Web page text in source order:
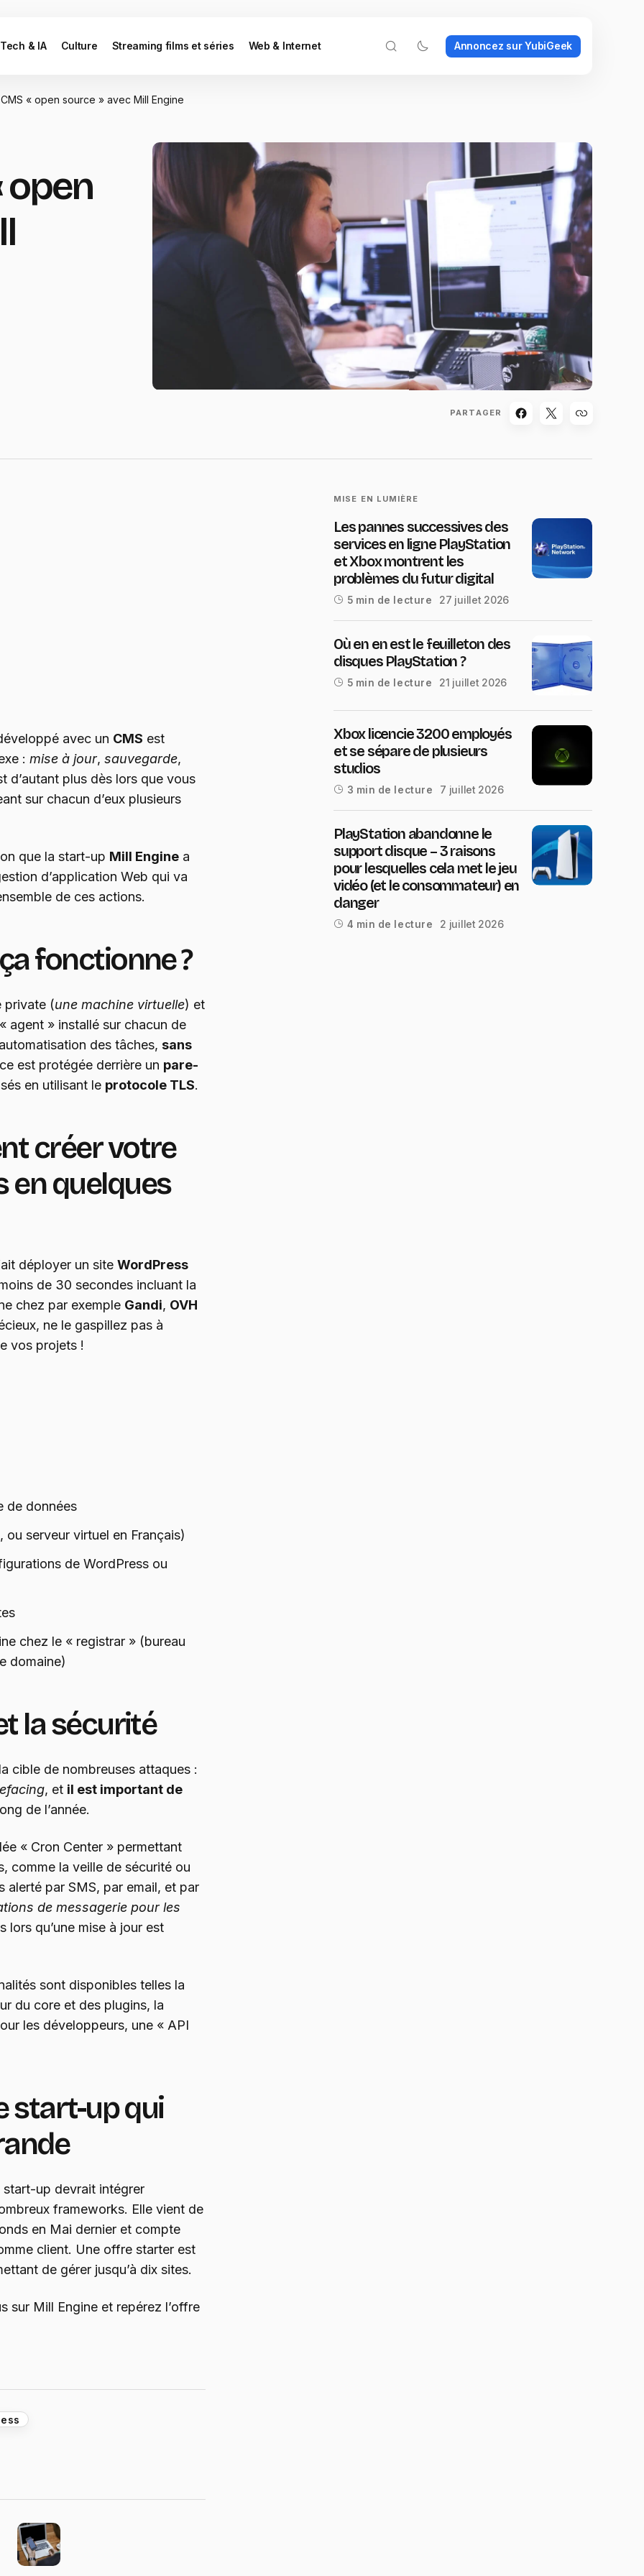
Tech & IA Culture Streaming films et séries Web & Internet Annoncez sur YubiGeek
« open source » avec Mill Engine
open
PARTAGER
avec un CMS est
: mise à jour, sauvegarde,
d’autant plus dès lors que vous
sur chacun d’eux plusieurs
que la start-up Mill Engine a
d’application Web qui va
de ces actions.
fonctionne ?
private (une machine virtuelle) et
agent » installé sur chacun de
des tâches, sans
est protégée derrière un pare-
en utilisant le protocole TLS.
créer votre
en quelques
déployer un site WordPress
de 30 secondes incluant la
chez par exemple Gandi, OVH
ne le gaspillez pas à
vos projets !
de données
serveur virtuel en Français)
de WordPress ou
chez le « registrar » (bureau
domaine)
la sécurité
cible de nombreuses attaques :
, et il est important de
de l’année.
« Cron Center » permettant
comme la veille de sécurité ou
alerté par SMS, par email, et par
de messagerie pour les
lors qu’une mise à jour est
sont disponibles telles la
du core et des plugins, la
les développeurs, une « API
start-up qui
start-up devrait intégrer
frameworks. Elle vient de
en Mai dernier et compte
client. Une offre starter est
de gérer jusqu’à dix sites.
sur Mill Engine et repérez l’offre
MISE EN LUMIÈRE
Les pannes successives des
services en ligne PlayStation
et Xbox montrent les
problèmes du futur digital
5 min de lecture 27 juillet 2026
Où en en est le feuilleton des
disques PlayStation ?
5 min de lecture 21 juillet 2026
Xbox licencie 3200 employés
et se sépare de plusieurs
studios
3 min de lecture 7 juillet 2026
PlayStation abandonne le
support disque – 3 raisons
pour lesquelles cela met le jeu
vidéo (et le consommateur) en
danger
4 min de lecture 2 juillet 2026